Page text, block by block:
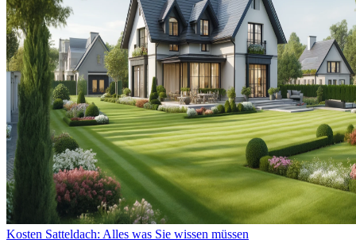
Kosten Satteldach: Alles was Sie wissen müssen